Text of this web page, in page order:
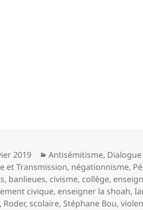
2019 Catégories
Antisémitisme,
et Transmission, négationnisme,
, banlieues, civisme, collège,
civique, enseigner la shoah,
, Roder, scolaire, Stéphane Bou,